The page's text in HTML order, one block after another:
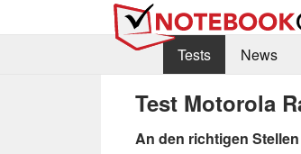
Tests
News
Test Motorola
An den richtigen